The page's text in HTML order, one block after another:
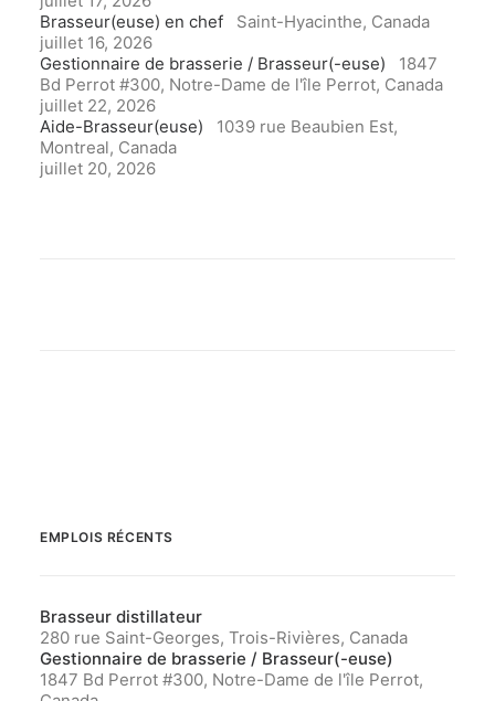
Brasseur(euse) en chef
Saint-Hyacinthe, Canada
juillet 16, 2026
Gestionnaire de brasserie / Brasseur(-euse)
1847
Bd Perrot #300, Notre-Dame de l'île Perrot, Canada
juillet 22, 2026
Aide-Brasseur(euse)
1039 rue Beaubien Est,
Montreal, Canada
juillet 20, 2026
EMPLOIS RÉCENTS
Brasseur distillateur
280 rue Saint-Georges, Trois-Rivières, Canada
Gestionnaire de brasserie / Brasseur(-euse)
1847 Bd Perrot #300, Notre-Dame de l'île Perrot,